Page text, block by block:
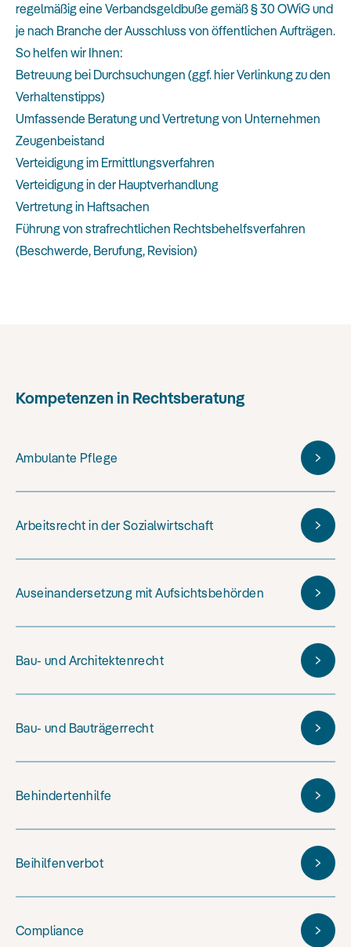
regelmäßig eine Verbandsgeldbuße gemäß § 30 OWiG und
je nach Branche der Ausschluss von öffentlichen Aufträgen.
So helfen wir Ihnen:
Betreuung bei Durchsuchungen (ggf. hier Verlinkung zu den
Verhaltenstipps)
Umfassende Beratung und Vertretung von Unternehmen
Zeugenbeistand
Verteidigung im Ermittlungsverfahren
Verteidigung in der Hauptverhandlung
Vertretung in Haftsachen
Führung von strafrechtlichen Rechtsbehelfsverfahren
(Beschwerde, Berufung, Revision)
Kompetenzen in Rechtsberatung
Ambulante Pflege
Arbeitsrecht in der Sozialwirtschaft
Auseinandersetzung mit Aufsichtsbehörden
Bau- und Architektenrecht
Bau- und Bauträgerrecht
Behindertenhilfe
Beihilfenverbot
Compliance